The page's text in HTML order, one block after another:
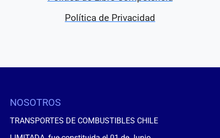
Política de Privacidad
NOSOTROS
TRANSPORTES DE COMBUSTIBLES CHILE